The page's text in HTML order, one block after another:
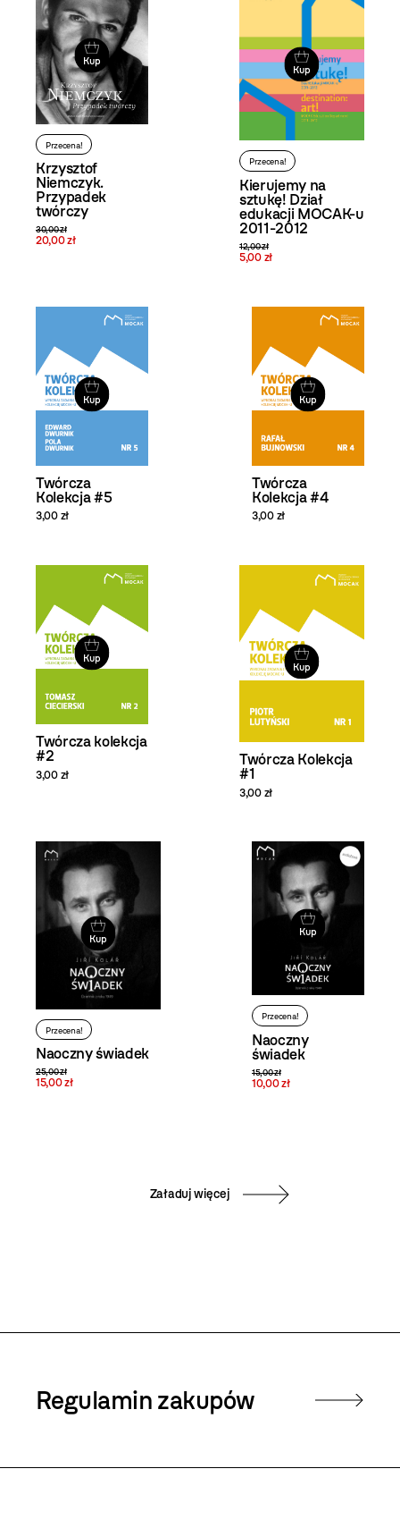
Kup
Przecena!
Krzysztof
Niemczyk.
Przypadek
twórczy
30,00 zł
20,00 zł
Kup
Przecena!
Kierujemy na
sztukę! Dział
edukacji MOCAK-u
2011-2012
12,00 zł
5,00 zł
Kup
Twórcza
Kolekcja #5
3,00 zł
Kup
Twórcza
Kolekcja #4
3,00 zł
Kup
Twórcza kolekcja
#2
3,00 zł
Kup
Twórcza Kolekcja
#1
3,00 zł
Kup
Przecena!
Naoczny świadek
25,00 zł
15,00 zł
Kup
Przecena!
Naoczny
świadek
15,00 zł
10,00 zł
Załaduj więcej
Regulamin zakupów